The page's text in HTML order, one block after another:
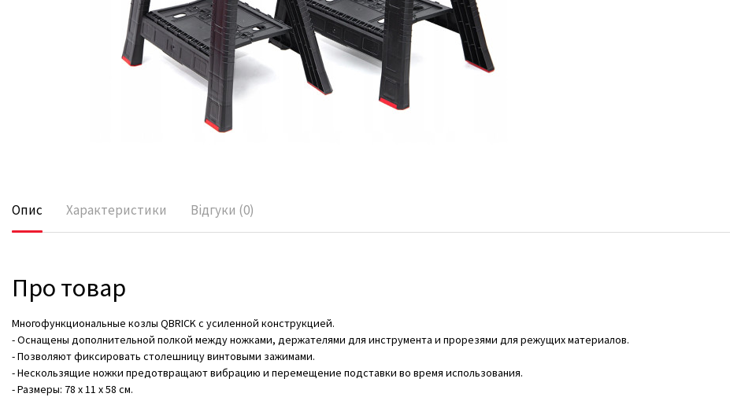
Опис Характеристики Відгуки (0)
Про товар
Многофункциональные козлы QBRICK c усиленной конструкцией.
- Оснащены дополнительной полкой между ножками, держателями для инструмента и прорезями для режущих материалов.
- Позволяют фиксировать столешницу винтовыми зажимами.
- Нескользящие ножки предотвращают вибрацию и перемещение подставки во время использования.
- Размеры: 78 х 11 х 58 см.